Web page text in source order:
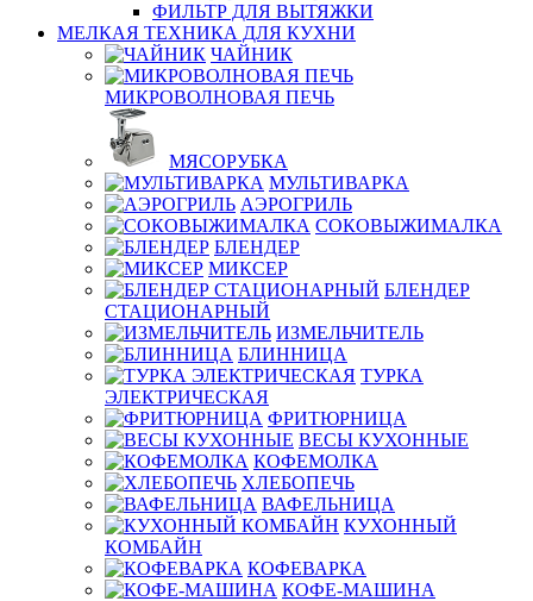
ФИЛЬТР ДЛЯ ВЫТЯЖКИ
МЕЛКАЯ ТЕХНИКА ДЛЯ КУХНИ
ЧАЙНИК
МИКРОВОЛНОВАЯ ПЕЧЬ
МЯСОРУБКА
МУЛЬТИВАРКА
АЭРОГРИЛЬ
СОКОВЫЖИМАЛКА
БЛЕНДЕР
МИКСЕР
БЛЕНДЕР
СТАЦИОНАРНЫЙ
ИЗМЕЛЬЧИТЕЛЬ
БЛИННИЦА
ТУРКА
ЭЛЕКТРИЧЕСКАЯ
ФРИТЮРНИЦА
ВЕСЫ КУХОННЫЕ
КОФЕМОЛКА
ХЛЕБОПЕЧЬ
ВАФЕЛЬНИЦА
КУХОННЫЙ
КОМБАЙН
КОФЕВАРКА
КОФЕ-МАШИНА